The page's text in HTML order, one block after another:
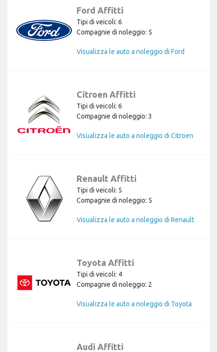
Ford Affitti
Tipi di veicoli: 6
Compagnie di noleggio: 5
Visualizza le auto a noleggio di Ford
Citroen Affitti
Tipi di veicoli: 6
Compagnie di noleggio: 3
Visualizza le auto a noleggio di Citroen
Renault Affitti
Tipi di veicoli: 5
Compagnie di noleggio: 5
Visualizza le auto a noleggio di Renault
Toyota Affitti
Tipi di veicoli: 4
Compagnie di noleggio: 2
Visualizza le auto a noleggio di Toyota
Audi Affitti